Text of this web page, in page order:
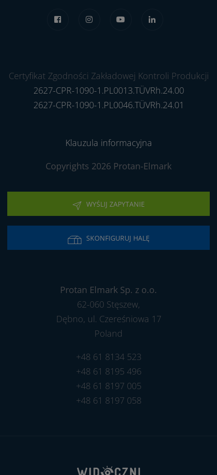
Certyfikat Zgodności Zakładowej Kontroli Produkcji
2627-CPR-1090-1.PL0013.TÜVRh.24.00
2627-CPR-1090-1.PL0046.TÜVRh.24.01
Klauzula informacyjna
Copyrights 2026 Protan-Elmark
WYŚLIJ ZAPYTANIE
SKONFIGURUJ HALĘ
Protan Elmark Sp. z o.o.
62-060 Stęszew,
Dębno, ul. Czereśniowa 17
Poland
+48 61 8134 523
+48 61 8195 496
+48 61 8197 005
+48 61 8197 058